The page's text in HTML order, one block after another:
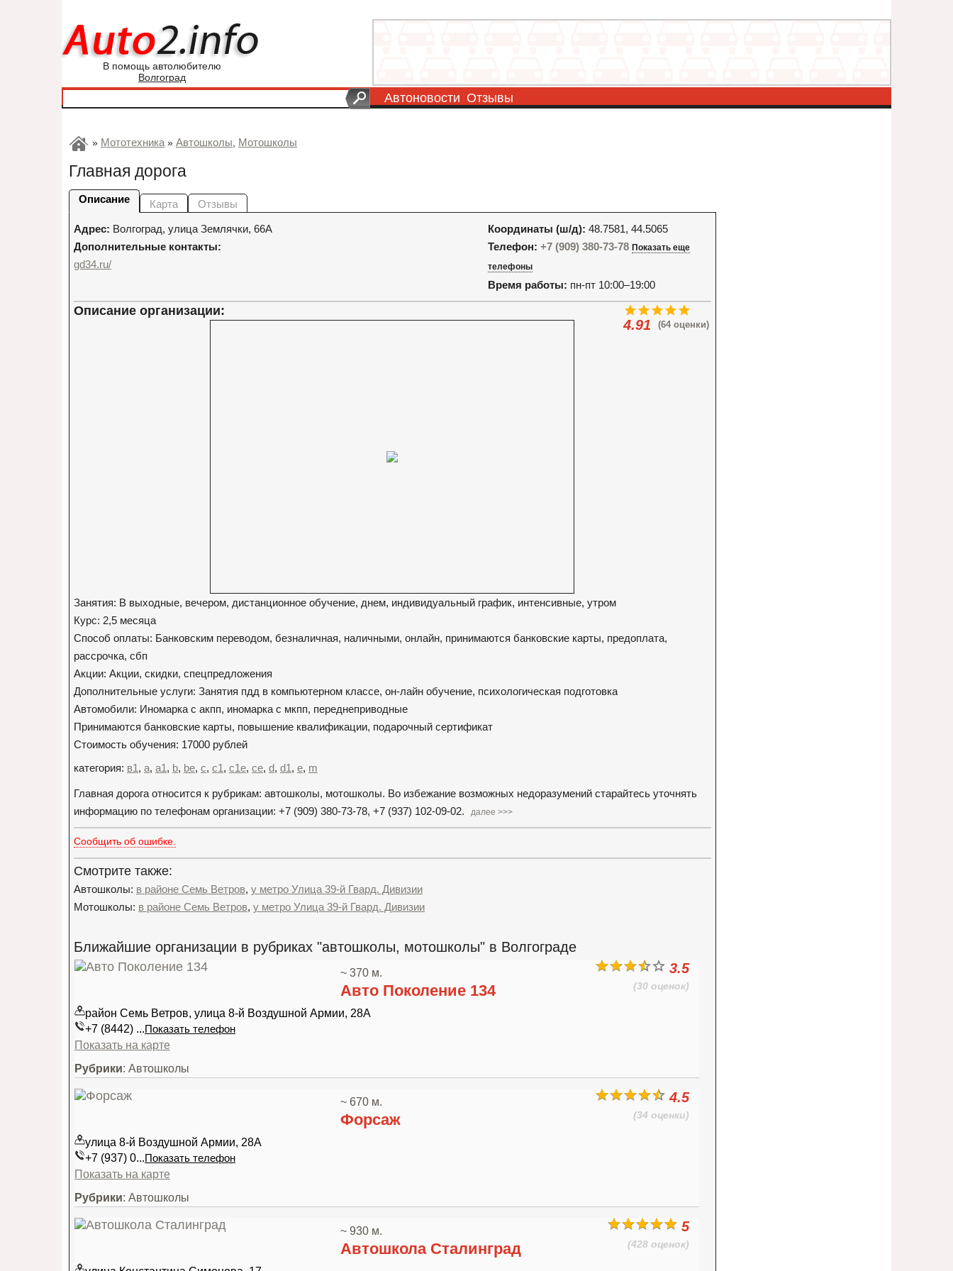
В помощь автолюбителю
Волгоград
Автоновости Отзывы
» Мототехника» Автошколы, Мотошколы
Главная дорога
Описание Карта Отзывы
Адрес: Волгоград, улица Землячки, 66А
Дополнительные контакты:
gd34.ru/
Координаты (ш/д): 48.7581, 44.5065
Телефон: +7 (909) 380-73-78 Показать еще
телефоны
Время работы: пн-пт 10:00–19:00
(64 оценки)
4.91
Описание организации:
Занятия: В выходные, вечером, дистанционное обучение, днем, индивидуальный график, интенсивные, утром
Курс: 2,5 месяца
Способ оплаты: Банковским переводом, безналичная, наличными, онлайн, принимаются банковские карты, предоплата,
рассрочка, сбп
Акции: Акции, скидки, спецпредложения
Дополнительные услуги: Занятия пдд в компьютерном классе, он-лайн обучение, психологическая подготовка
Автомобили: Иномарка с акпп, иномарка с мкпп, переднеприводные
Принимаются банковские карты, повышение квалификации, подарочный сертификат
Стоимость обучения: 17000 рублей
категория: в1, a, a1, b, be, c, c1, c1e, ce, d, d1, e, m
Главная дорога относится к рубрикам: автошколы, мотошколы. Во избежание возможных недоразумений старайтесь уточнять
информацию по телефонам организации: +7 (909) 380-73-78, +7 (937) 102-09-02.
далее >>>
Сообщить об ошибке.
Смотрите также:
Автошколы: в районе Семь Ветров, у метро Улица 39-й Гвард. Дивизии
Мотошколы: в районе Семь Ветров, у метро Улица 39-й Гвард. Дивизии
Ближайшие организации в рубриках "автошколы, мотошколы" в Волгограде
3.5
(30 оценок)
~ 370 м.
Авто Поколение 134
район Семь Ветров, улица 8-й Воздушной Армии, 28А
+7 (8442) ...Показать телефон
Показать на карте
Рубрики: Автошколы
4.5
(34 оценки)
~ 670 м.
Форсаж
улица 8-й Воздушной Армии, 28А
+7 (937) 0...Показать телефон
Показать на карте
Рубрики: Автошколы
5
(428 оценок)
~ 930 м.
Автошкола Сталинград